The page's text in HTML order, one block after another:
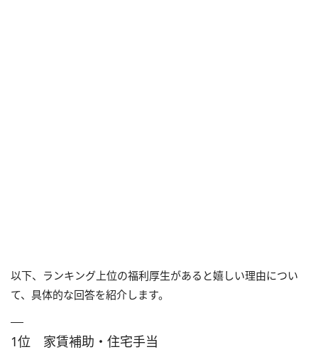
以下、ランキング上位の福利厚生があると嬉しい理由につい
て、具体的な回答を紹介します。
1位 家賃補助・住宅手当